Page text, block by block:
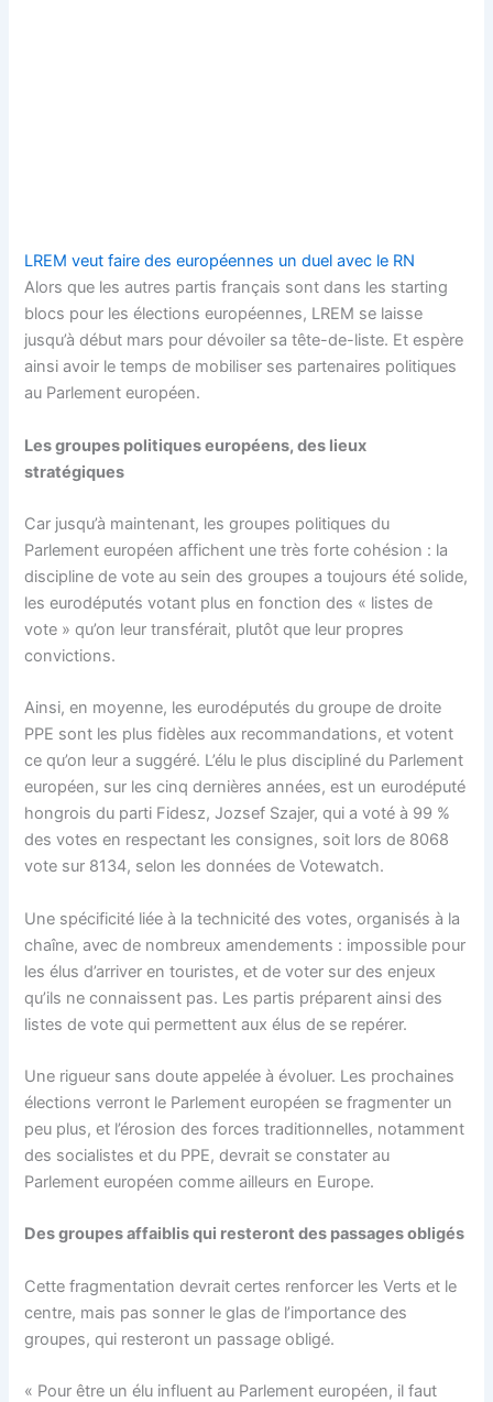
LREM veut faire des européennes un duel avec le RN
Alors que les autres partis français sont dans les starting
blocs pour les élections européennes, LREM se laisse
jusqu’à début mars pour dévoiler sa tête-de-liste. Et espère
ainsi avoir le temps de mobiliser ses partenaires politiques
au Parlement européen.
Les groupes politiques européens, des lieux
stratégiques
Car jusqu’à maintenant, les groupes politiques du
Parlement européen affichent une très forte cohésion : la
discipline de vote au sein des groupes a toujours été solide,
les eurodéputés votant plus en fonction des « listes de
vote » qu’on leur transférait, plutôt que leur propres
convictions.
Ainsi, en moyenne, les eurodéputés du groupe de droite
PPE sont les plus fidèles aux recommandations, et votent
ce qu’on leur a suggéré. L’élu le plus discipliné du Parlement
européen, sur les cinq dernières années, est un eurodéputé
hongrois du parti Fidesz, Jozsef Szajer, qui a voté à 99 %
des votes en respectant les consignes, soit lors de 8068
vote sur 8134, selon les données de Votewatch.
Une spécificité liée à la technicité des votes, organisés à la
chaîne, avec de nombreux amendements : impossible pour
les élus d’arriver en touristes, et de voter sur des enjeux
qu’ils ne connaissent pas. Les partis préparent ainsi des
listes de vote qui permettent aux élus de se repérer.
Une rigueur sans doute appelée à évoluer. Les prochaines
élections verront le Parlement européen se fragmenter un
peu plus, et l’érosion des forces traditionnelles, notamment
des socialistes et du PPE, devrait se constater au
Parlement européen comme ailleurs en Europe.
Des groupes affaiblis qui resteront des passages obligés
Cette fragmentation devrait certes renforcer les Verts et le
centre, mais pas sonner le glas de l’importance des
groupes, qui resteront un passage obligé.
« Pour être un élu influent au Parlement européen, il faut